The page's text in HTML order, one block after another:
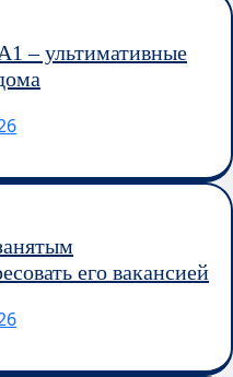
– ультимативные
его вакансией